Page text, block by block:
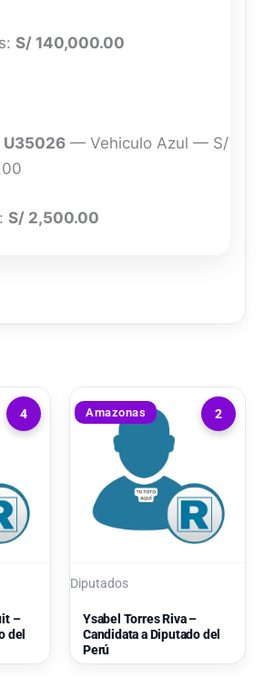
S/ 140,000.00
U35026 — Vehiculo Azul — S/
S/ 2,500.00
4
–
del
2
Amazonas
Diputados
Ysabel Torres Riva –
Candidata a Diputado del
Perú